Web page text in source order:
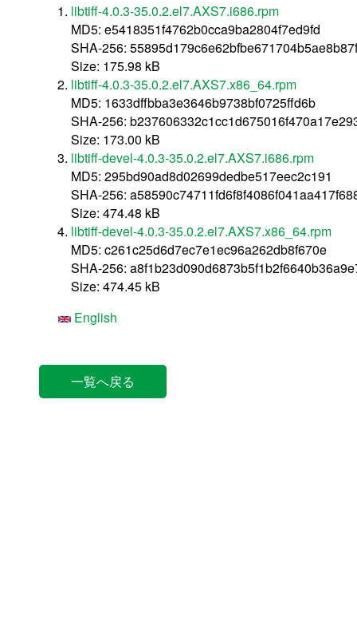
libtiff-4.0.3-35.0.2.el7.AXS7.i686.rpm
MD5: e5418351f4762b0cca9ba2804f7ed9fd
SHA-256:
Size: 175.98 kB
libtiff-4.0.3-35.0.2.el7.AXS7.x86_64.rpm
MD5: 1633dffbba3e3646b9738bf0725ffd6b
SHA-256:
Size: 173.00 kB
libtiff-devel-4.0.3-35.0.2.el7.AXS7.i686.rpm
MD5: 295bd90ad8d02699dedbe517eec2c191
SHA-256:
Size: 474.48 kB
libtiff-devel-4.0.3-35.0.2.el7.AXS7.x86_64.rpm
MD5: c261c25d6d7ec7e1ec96a262db8f670e
SHA-256:
Size: 474.45 kB
English
一覧へ戻る